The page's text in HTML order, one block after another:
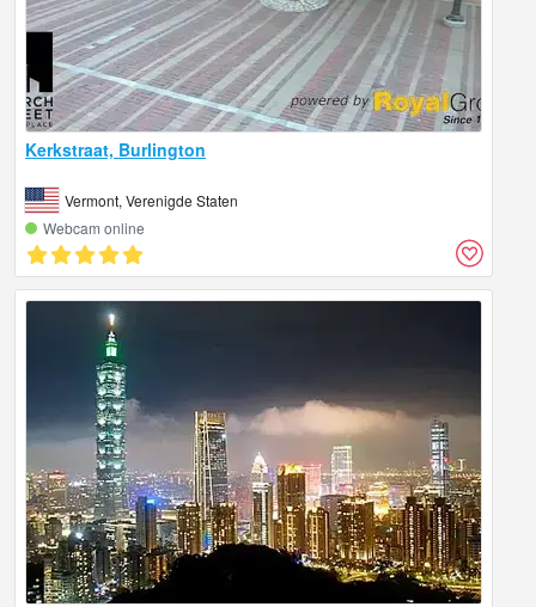
Kerkstraat, Burlington
Vermont, Verenigde Staten
Webcam online